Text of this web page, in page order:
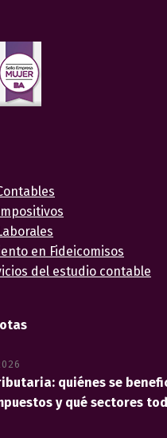
en Fideicomisos
del estudio contable
quiénes se
y qué sectores